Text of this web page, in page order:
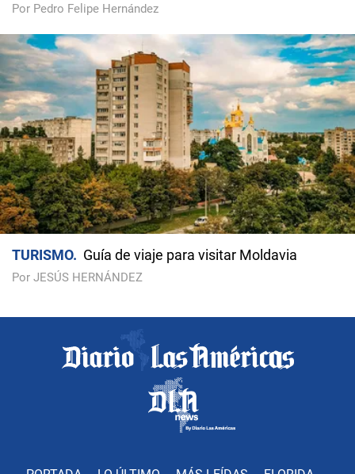
Por Pedro Felipe Hernández
TURISMO Guía de viaje para visitar Moldavia
Por JESÚS HERNÁNDEZ